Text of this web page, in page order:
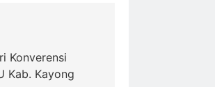
Konverensi
Kab. Kayong